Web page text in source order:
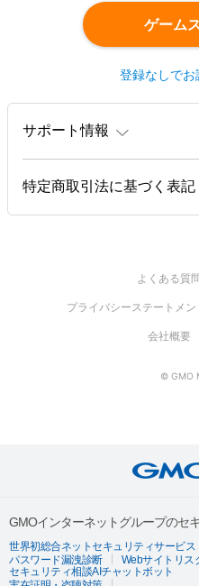
ゲーム
登録なしで
サポート情報
特定商取引法に基づく表記
よくある質
プライバシーステートメン
会社概要
© GMO
GMOインターネットグループのセ
世界初総合ネットセキュリティサービス
パスワード漏洩診断
Webサイトリス
セキュリティ相談AIチャットボット